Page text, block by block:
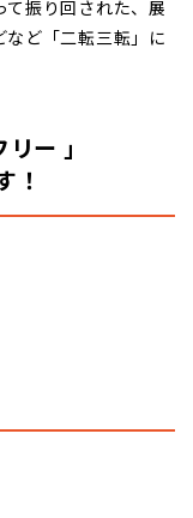
振り回された、展
ど「二転三転」に
ー 」
！